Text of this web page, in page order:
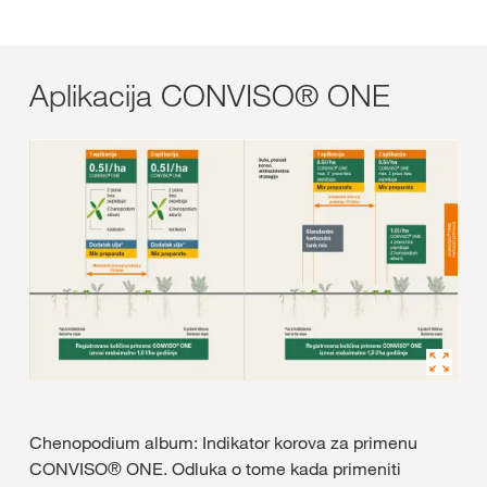
Aplikacija CONVISO® ONE
Chenopodium album: Indikator korova za primenu
CONVISO® ONE. Odluka o tome kada primeniti